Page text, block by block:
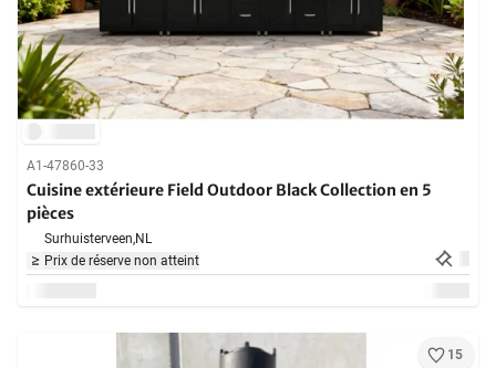
A1-47860-33
Cuisine extérieure Field Outdoor Black Collection en 5
pièces
Surhuisterveen,NL
Prix de réserve non atteint
15